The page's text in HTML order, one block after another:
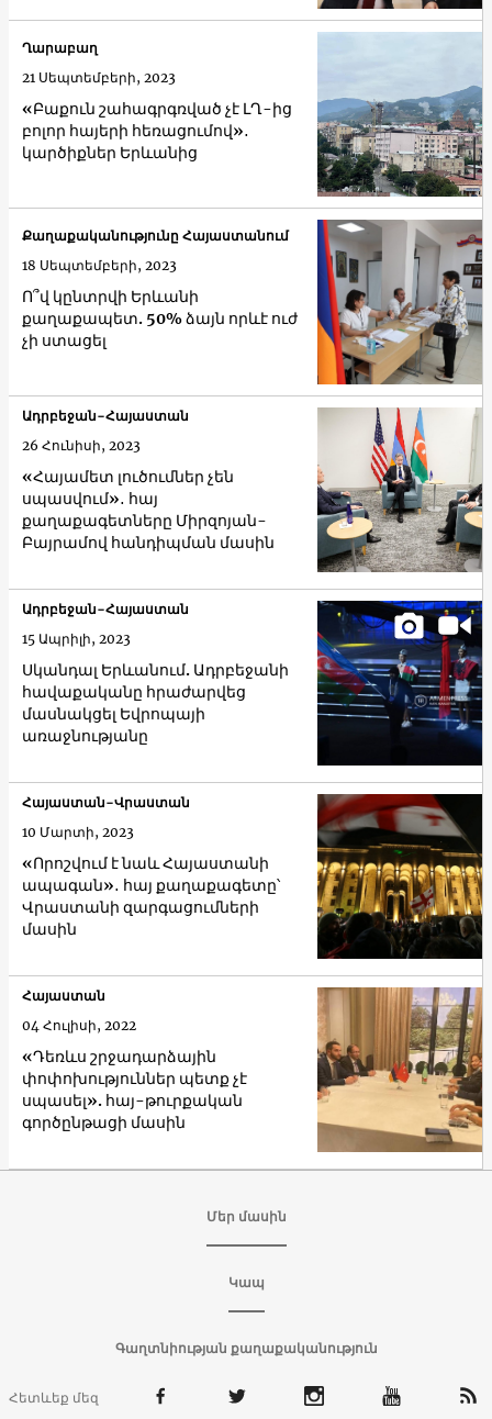
«Բաքուն շահագրգռված չէ ԼՂ-ից
բոլոր հայերի հեռացումով»․
կարծիքներ Երևանից
Ղարաբաղ
21 Սեպտեմբերի, 2023
Ո՞վ կընտրվի Երևանի
քաղաքապետ. 50% ձայն որևէ ուժ
չի ստացել
Քաղաքականությունը Հայաստանում
18 Սեպտեմբերի, 2023
«Հայամետ լուծումներ չեն
սպասվում»․ հայ
քաղաքագետները Միրզոյան-
Բայրամով հանդիպման մասին
Ադրբեջան-Հայաստան
26 Հունիսի, 2023
Սկանդալ Երևանում. Ադրբեջանի
հավաքականը հրաժարվեց
մասնակցել Եվրոպայի
առաջնությանը
Ադրբեջան-Հայաստան
15 Ապրիլի, 2023
«Որոշվում է նաև Հայաստանի
ապագան»․ հայ քաղաքագետը՝
Վրաստանի զարգացումների
մասին
Հայաստան-Վրաստան
10 Մարտի, 2023
«Դեռևս շրջադարձային
փոփոխություններ պետք չէ
սպասել». հայ-թուրքական
գործընթացի մասին
Հայաստան
04 Հուլիսի, 2022
Մեր մասին
Կապ
Գաղտնիության քաղաքականություն
Հետևեք մեզ